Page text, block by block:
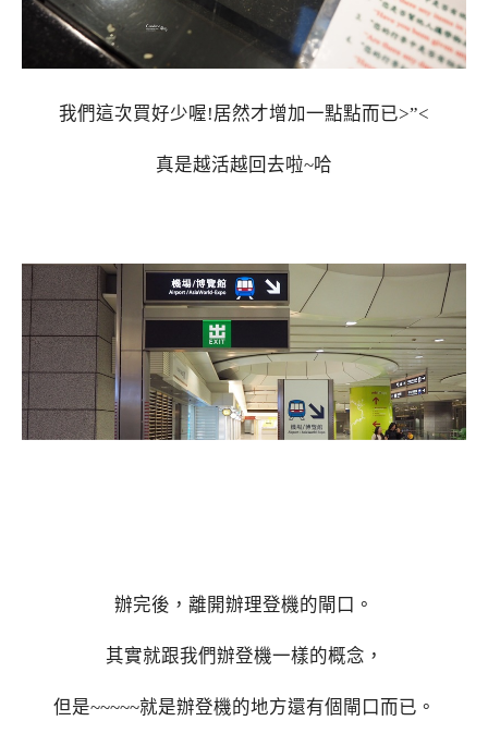
我們這次買好少喔!居然才增加一點點而已>”<
真是越活越回去啦~哈
辦完後，離開辦理登機的閘口。
其實就跟我們辦登機一樣的概念，
但是~~~~~就是辦登機的地方還有個閘口而已。